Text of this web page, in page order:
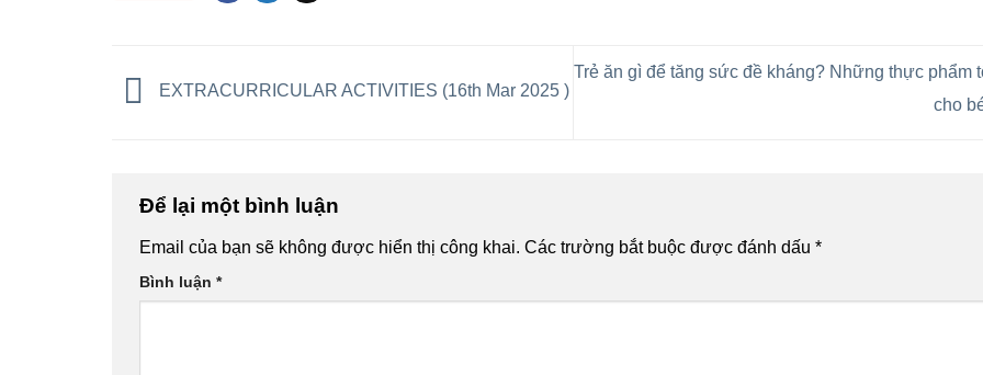
EXTRACURRICULAR ACTIVITIES (16th Mar 2025 )
Trẻ ăn gì để tăng sức đề kháng? Những thực phẩm
cho
Để lại một bình luận
Email của bạn sẽ không được hiển thị công khai. Các trường bắt buộc được đánh dấu *
Bình luận *